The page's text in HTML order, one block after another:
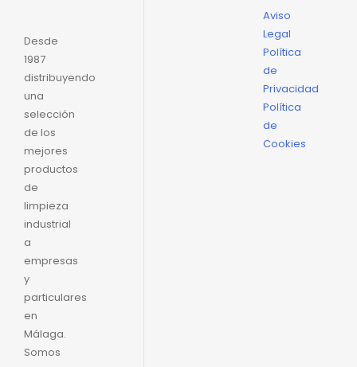
Desde
1987
distribuyendo
una
selección
de los
mejores
productos
de
limpieza
industrial
a
empresas
y
particulares
en
Málaga.
Somos
Aviso
Legal
Política
de
Privacidad
Política
de
Cookies